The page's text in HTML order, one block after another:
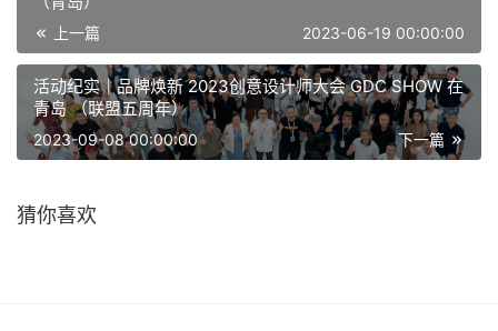
上一篇 2023-06-19 00:00:00
活动纪实｜品牌焕新 2023创意设计师大会 GDC SHOW 在
青岛 （联盟五周年）
下一篇
2023-09-08 00:00:00
猜你喜欢